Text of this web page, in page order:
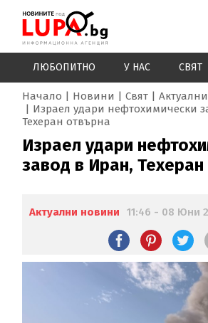
ЛЮБОПИТНО У НАС СВЯТ
Начало Новини Свят
Израел удари нефтохимически
Техеран отвърна
Израел удари
завод в Иран,
Актуални новини 11:46 - 08 Юни